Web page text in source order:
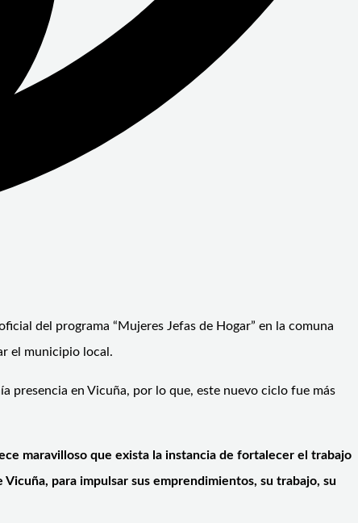
del programa “Mujeres Jefas de Hogar” en la comuna
el municipio local.
presencia en Vicuña, por lo que, este nuevo ciclo fue más
maravilloso que exista la instancia de fortalecer el trabajo
para impulsar sus emprendimientos, su trabajo, su